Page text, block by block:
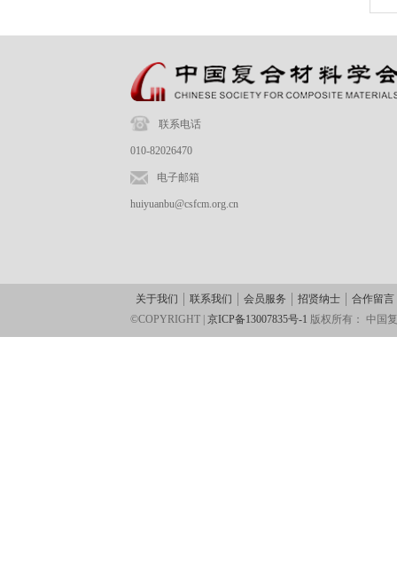
联系电话
010-82026470
电子邮箱
huiyuanbu@csfcm.org.cn
关于我们 联系我们 会员服务 招贤纳士
合作留言
©COPYRIGHT | 京ICP备13007835号-1 版权所有： 中国